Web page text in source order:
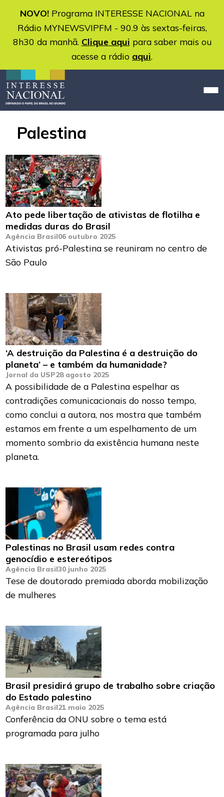
NOVO!Programa INTERESSE NACIONAL na
Rádio MYNEWSVIPFM - 90.9 às sextas-feiras,
8h30 da manhã. Clique aqui para saber mais ou
acesse a rádio aqui.
Palestina
Ato pede libertação de ativistas de flotilha e
medidas duras do Brasil
Agência Brasil06 outubro 2025
Ativistas pró-Palestina se reuniram no centro de
São Paulo
‘A destruição da Palestina é a destruição do
planeta’ – e também da humanidade?
Jornal da USP28 agosto 2025
A possibilidade de a Palestina espelhar as
contradições comunicacionais do nosso tempo,
como conclui a autora, nos mostra que também
estamos em frente a um espelhamento de um
momento sombrio da existência humana neste
planeta.
Palestinas no Brasil usam redes contra
genocídio e estereótipos
Agência Brasil30 junho 2025
Tese de doutorado premiada aborda mobilização
de mulheres
Brasil presidirá grupo de trabalho sobre criação
do Estado palestino
Agência Brasil21 maio 2025
Conferência da ONU sobre o tema está
programada para julho